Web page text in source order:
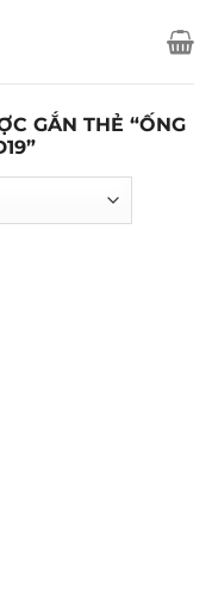
GẮN THẺ “ỐNG